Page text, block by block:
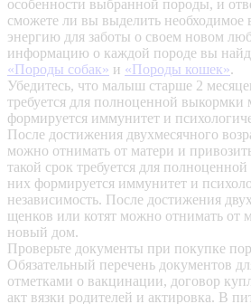
особенности выбранной породы, и
сможете ли вы выделить необходимое
энергию для заботы о своем новом
информацию о каждой породе вы
«Породы собак» и «Породы кошек».
Убедитесь, что малыш старше 2
требуется для полноценной
формируется иммунитет и
После достижения двухмесячного
можно отнимать от матери и
такой срок требуется для
них формируется иммунитет и
независимость. После достижения
щенков или котят можно отнимать от
новый дом.
Проверьте документы при покупке
Обязательный перечень документов
отметками о вакцинации, договор
акт вязки родителей и актировка. В